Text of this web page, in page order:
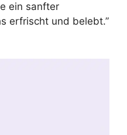
ein sanfter
erfrischt und belebt.”